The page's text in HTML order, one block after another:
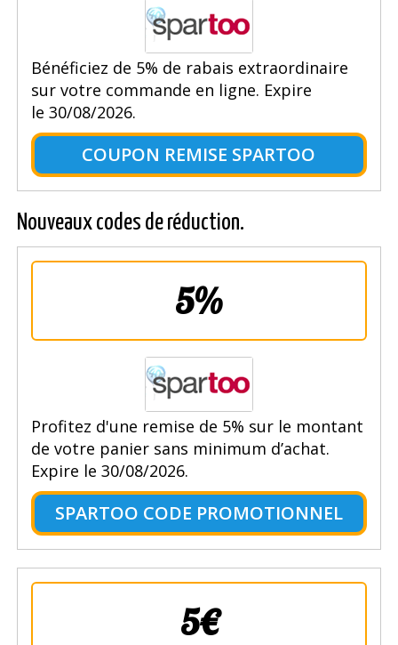
Bénéficiez de 5% de rabais extraordinaire
sur votre commande en ligne. Expire
le 30/08/2026.
COUPON REMISE SPARTOO
Nouveaux codes de réduction.
5%
Profitez d'une remise de 5% sur le montant
de votre panier sans minimum d’achat.
Expire le 30/08/2026.
SPARTOO CODE PROMOTIONNEL
5€